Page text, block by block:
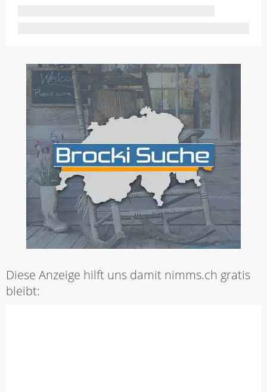
Diese Anzeige hilft uns damit nimms.ch gratis
bleibt: